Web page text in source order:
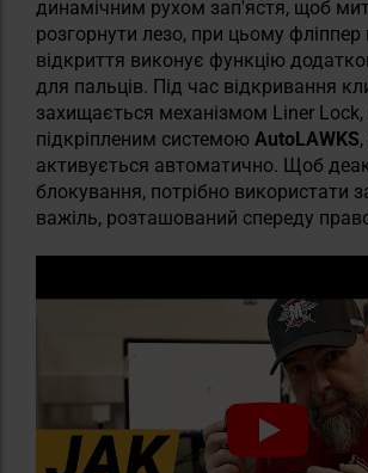
динамічним рухом зап'ястя, щоб
розгорнути лезо, при цьому фліппер
відкриття виконує функцію
для пальців. Під час відкривання
захищається механізмом Liner
підкріпленим системою AutoLAWKS
активується автоматично. Щоб
блокування, потрібно використати
важіль, розташований спереду